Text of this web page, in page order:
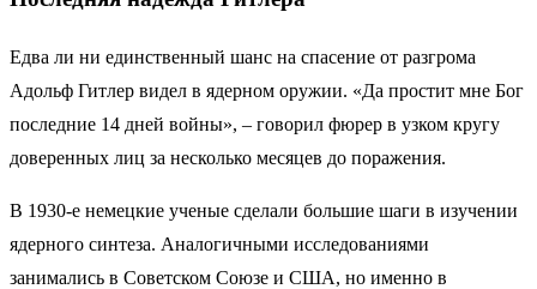
Едва ли ни единственный шанс на спасение от разгрома
Адольф Гитлер видел в ядерном оружии. «Да простит мне Бог
последние 14 дней войны», – говорил фюрер в узком кругу
доверенных лиц за несколько месяцев до поражения.
В 1930-е немецкие ученые сделали большие шаги в изучении
ядерного синтеза. Аналогичными исследованиями
занимались в Советском Союзе и США, но именно в